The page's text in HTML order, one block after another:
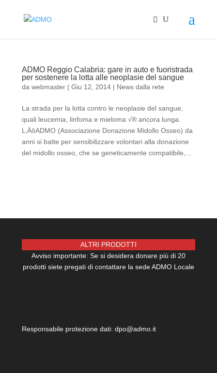
ADMO Reggio Calabria: gare in auto e fuoristrada
per sostenere la lotta alle neoplasie del sangue
da webmaster| Giu 12, 2014| News dalla rete
La strada per la lotta contro le neoplasie del sangue,
quali leucemia, linfoma e mieloma √® ancora lunga.
L‚ÄôADMO (Associazione Donazione Midollo Osseo) da
anni si batte per sensibilizzare volontari alla donazione
del midollo osseo, che se geneticamente compatibile,...
ALTRI PRODOTTI
Avviso importante: Se si desidera donare più di 20
prodotti siete pregati di contattare la sede ADMO Locale
Responsabile protezione dati: dpo@admo.it